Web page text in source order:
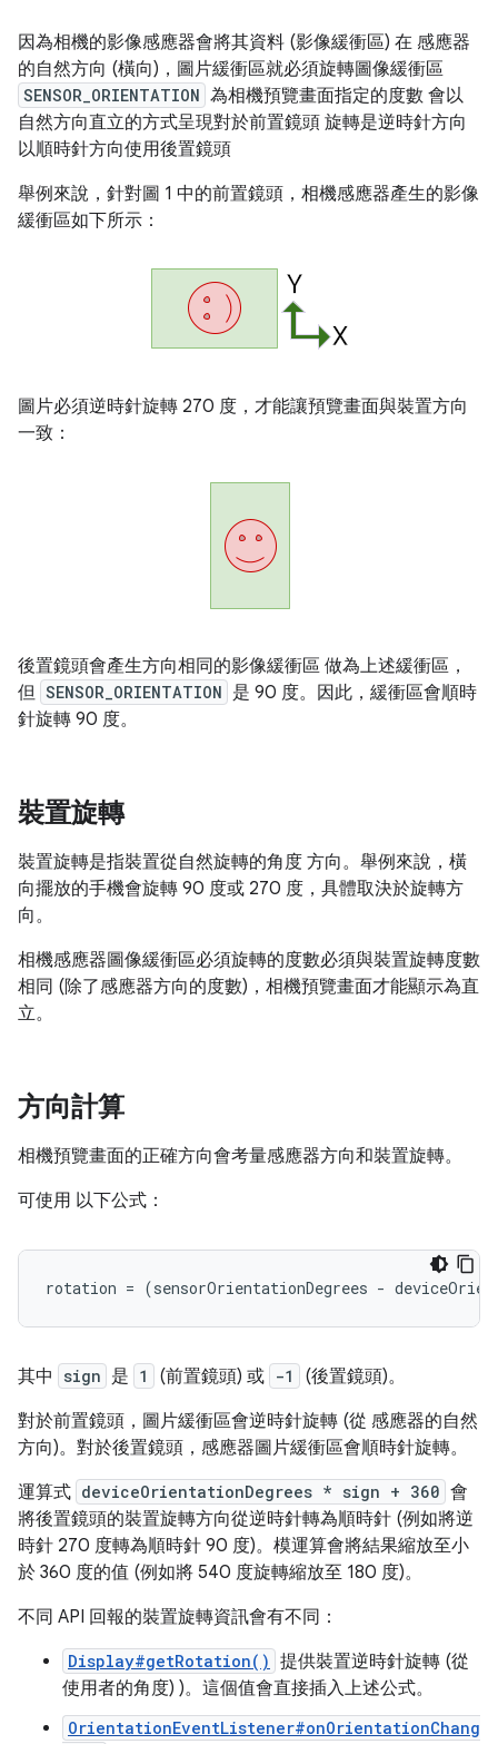
因為相機的影像感應器會將其資料 (影像緩衝區) 在 感應器
的自然方向 (橫向)，圖片緩衝區就必須旋轉圖像緩衝區
SENSOR_ORIENTATION 為相機預覽畫面指定的度數 會以
自然方向直立的方式呈現對於前置鏡頭 旋轉是逆時針方向
以順時針方向使用後置鏡頭
舉例來說，針對圖 1 中的前置鏡頭，相機感應器產生的影像
緩衝區如下所示：
圖片必須逆時針旋轉 270 度，才能讓預覽畫面與裝置方向
一致：
後置鏡頭會產生方向相同的影像緩衝區 做為上述緩衝區，
但 SENSOR_ORIENTATION 是 90 度。因此，緩衝區會順時
針旋轉 90 度。
裝置旋轉
裝置旋轉是指裝置從自然旋轉的角度 方向。舉例來說，橫
向擺放的手機會旋轉 90 度或 270 度，具體取決於旋轉方
向。
相機感應器圖像緩衝區必須旋轉的度數必須與裝置旋轉度數
相同 (除了感應器方向的度數)，相機預覽畫面才能顯示為直
立。
方向計算
相機預覽畫面的正確方向會考量感應器方向和裝置旋轉。
可使用 以下公式：
其中 sign 是 1 (前置鏡頭) 或 -1
(後置鏡頭)。
對於前置鏡頭，圖片緩衝區會逆時針旋轉 (從 感應器的自然
方向)。對於後置鏡頭，感應器圖片緩衝區會順時針旋轉。
運算式 deviceOrientationDegrees * sign + 360 會
將後置鏡頭的裝置旋轉方向從逆時針轉為順時針 (例如將逆
時針 270 度轉為順時針 90 度)。模運算會將結果縮放至小
於 360 度的值 (例如將 540 度旋轉縮放至 180 度)。
不同 API 回報的裝置旋轉資訊會有不同：
Display#getRotation() 提供裝置逆時針旋轉 (從
使用者的角度) )。這個值會直接插入上述公式。
OrientationEventListener#onOrientationChang